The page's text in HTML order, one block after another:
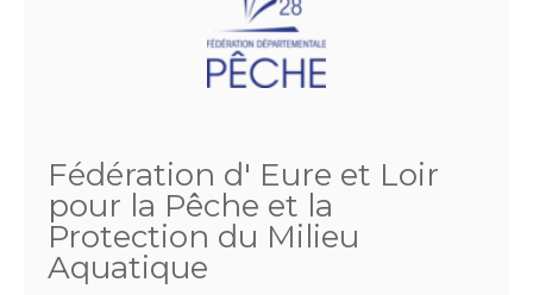
Fédération d' Eure et Loir
pour la Pêche et la
Protection du Milieu
Aquatique